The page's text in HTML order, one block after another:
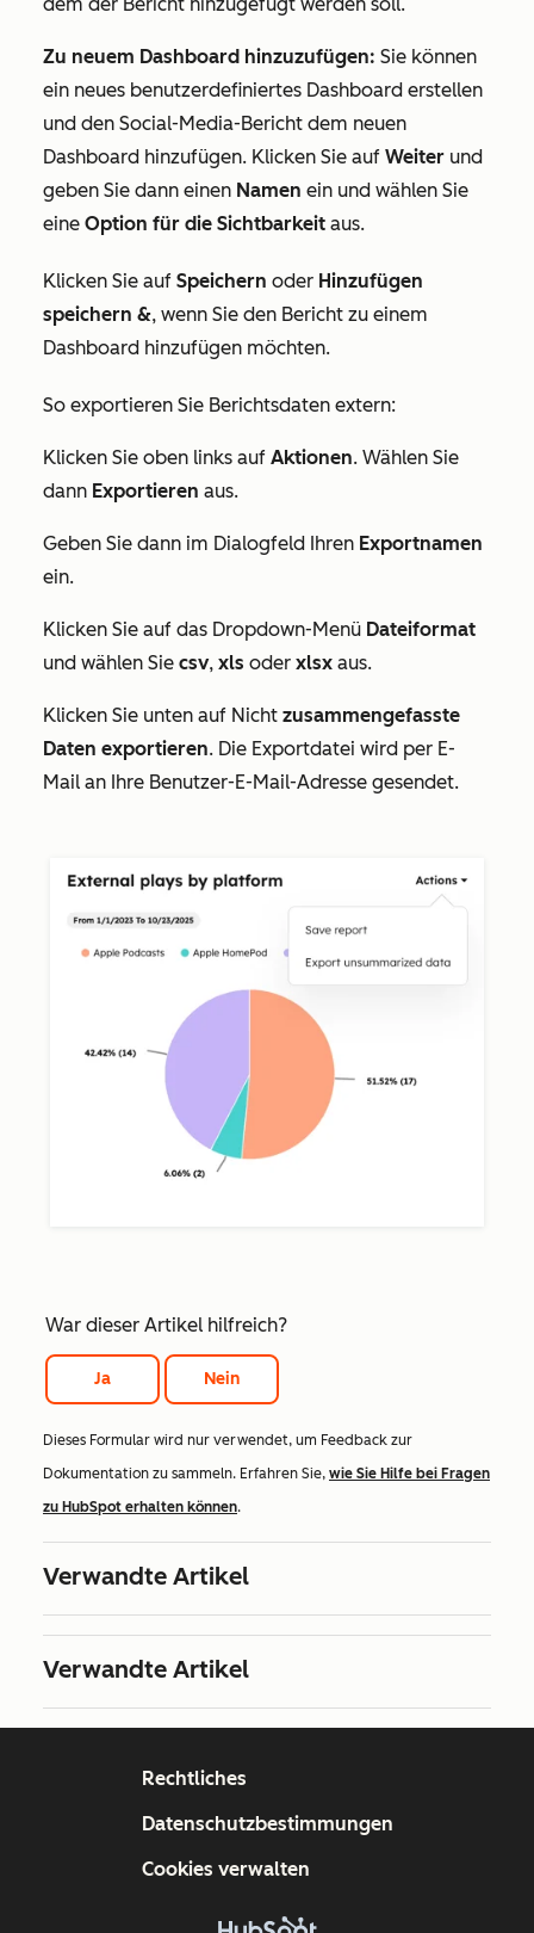
dem der Bericht hinzugefügt werden soll.
Zu neuem Dashboard hinzuzufügen: Sie können
ein neues benutzerdefiniertes Dashboard erstellen
und den Social-Media-Bericht dem neuen
Dashboard hinzufügen. Klicken Sie auf Weiter und
geben Sie dann einen Namen ein und wählen Sie
eine Option für die Sichtbarkeit aus.
Klicken Sie auf Speichern oder Hinzufügen
speichern &, wenn Sie den Bericht zu einem
Dashboard hinzufügen möchten.
So exportieren Sie Berichtsdaten extern:
Klicken Sie oben links auf Aktionen. Wählen Sie
dann Exportieren aus.
Geben Sie dann im Dialogfeld Ihren Exportnamen
ein.
Klicken Sie auf das Dropdown-Menü Dateiformat
und wählen Sie csv, xls oder xlsx aus.
Klicken Sie unten auf Nicht zusammengefasste
Daten exportieren. Die Exportdatei wird per E-
Mail an Ihre Benutzer-E-Mail-Adresse gesendet.
War dieser Artikel hilfreich?
Ja Nein
Dieses Formular wird nur verwendet, um Feedback zur
Dokumentation zu sammeln. Erfahren Sie, wie Sie Hilfe bei Fragen
zu HubSpot erhalten können.
Verwandte Artikel
Verwandte Artikel
Rechtliches
Datenschutzbestimmungen
Cookies verwalten